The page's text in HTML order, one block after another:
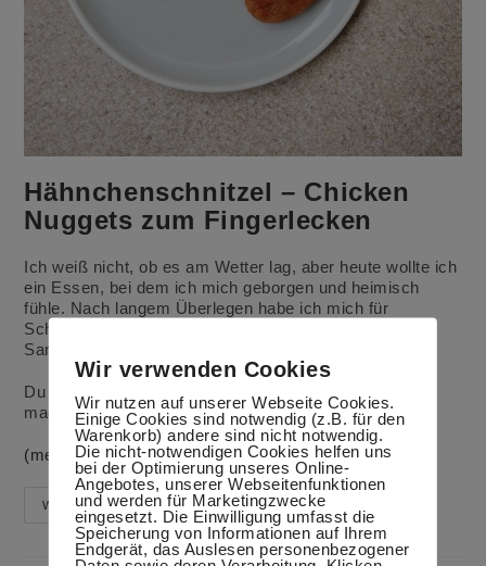
Hähnchenschnitzel – Chicken
Nuggets zum Fingerlecken
Ich weiß nicht, ob es am Wetter lag, aber heute wollte ich
ein Essen, bei dem ich mich geborgen und heimisch
fühle. Nach langem Überlegen habe ich mich für
Schnitzel entschieden, die ich in Ägypten in meine
Sammlung aufgenommen habe.
Du kannst statt Schnitzel auch Chicken Nuggets
machen.
(mehr …)
WeiterlesenHähnchenschnitzel
–
Chicken
Nuggets
Wir verwenden Cookies
Wir nutzen auf unserer Webseite Cookies.
Einige Cookies sind notwendig (z.B. für den
Warenkorb) andere sind nicht notwendig.
Die nicht-notwendigen Cookies helfen uns
bei der Optimierung unseres Online-
Angebotes, unserer Webseitenfunktionen
und werden für Marketingzwecke
eingesetzt. Die Einwilligung umfasst die
Speicherung von Informationen auf Ihrem
Endgerät, das Auslesen personenbezogener